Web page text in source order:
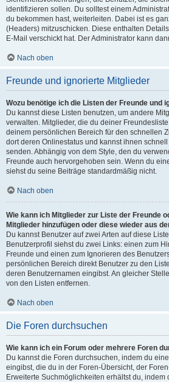
identifizieren sollen. Du solltest einem
du bekommen hast, weiterleiten. Dabei ist es
(Headers) mitzuschicken. Diese enthalten
E-Mail verschickt hat. Der Administrator kann
Nach oben
Freunde und ignorierte Mitglieder
Wozu benötige ich die Listen der Freunde und
Du kannst diese Listen benutzen, um andere
verwalten. Mitglieder, die du deiner
deinem persönlichen Bereich für den schnellen
dort deren Onlinestatus und kannst ihnen
senden. Abhängig von dem Style, den du
Freunde auch hervorgehoben sein. Wenn du
siehst du seine Beiträge standardmäßig nicht.
Nach oben
Wie kann ich Mitglieder zur Liste der Freunde
Mitglieder hinzufügen oder diese wieder aus
Du kannst Benutzer auf zwei Arten auf diese
Benutzerprofil siehst du zwei Links: einen zum
Freunde und einen zum Ignorieren des
persönlichen Bereich direkt Benutzer zu den
deren Benutzernamen eingibst. An gleicher
von den Listen entfernen.
Nach oben
Die Foren durchsuchen
Wie kann ich ein Forum oder mehrere Foren
Du kannst die Foren durchsuchen, indem du
eingibst, die du in der Foren-Übersicht, der
Erweiterte Suchmöglichkeiten erhältst du, indem